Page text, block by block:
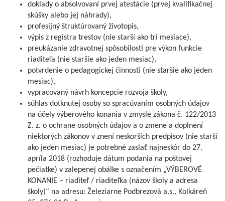
doklady o absolvovaní prvej atestácie (prvej kvalifikačnej
skúšky alebo jej náhrady),
profesijný štruktúrovaný životopis,
výpis z registra trestov (nie starší ako tri mesiace),
preukázanie zdravotnej spôsobilosti pre výkon funkcie
riaditeľa (nie staršie ako jeden mesiac),
potvrdenie o pedagogickej činnosti (nie staršie ako jeden
mesiac),
vypracovaný návrh koncepcie rozvoja školy,
súhlas dotknutej osoby so spracúvaním osobných údajov
na účely výberového konania v zmysle zákona č. 122/2013
Z. z. o ochrane osobných údajov a o zmene a doplnení
niektorých zákonov v znení neskorších predpisov (nie starší
ako jeden mesiac) je potrebné zaslať najneskôr do 27.
apríla 2018 (rozhoduje dátum podania na poštovej
pečiatke) v zalepenej obálke s označením „VÝBEROVÉ
KONANIE – riaditeľ / riaditeľka (názov školy a adresa
školy)“ na adresu: Železiarne Podbrezová a.s., Kolkáreň